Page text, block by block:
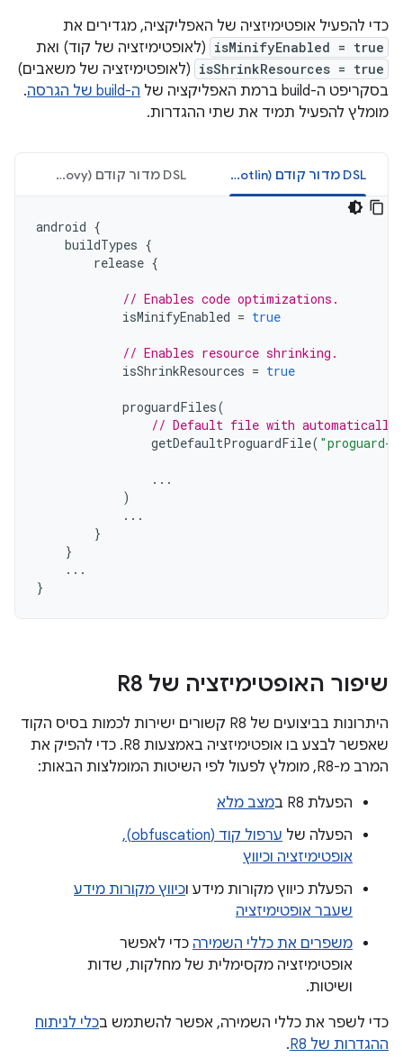
כדי להפעיל אופטימיזציה של האפליקציה, מגדירים את
isMinifyEnabled = true (לאופטימיזציה של קוד) ואת
isShrinkResources = true (לאופטימיזציה של משאבים)
בסקריפט ה-build ברמת האפליקציה של
ה-build של הגרסה
.
מומלץ להפעיל תמיד את שתי ההגדרות.
‫DSL מדור קודם (Kotlin) ‫DSL מדור קודם (Groovy)
android {
buildTypes {
release {
// Enables code optimizations.
isMinifyEnabled = true
// Enables resource shrinking.
isShrinkResources = true
proguardFiles(
// Default file with automatically
getDefaultProguardFile( "proguard-
...
)
...
}
}
...
}
שיפור האופטימיזציה של R8
היתרונות בביצועים של R8 קשורים ישירות לכמות בסיס הקוד
שאפשר לבצע בו אופטימיזציה באמצעות R8. כדי להפיק את
המרב מ-R8, מומלץ לפעול לפי השיטות המומלצות הבאות:
הפעלת R8 ב
מצב מלא
הפעלה של
ערפול קוד (obfuscation),
אופטימיזציה וכיווץ
הפעלת כיווץ מקורות מידע וכיווץ מקורות מידע
שעבר אופטימיזציה
משפרים את כללי השמירה כדי לאפשר
אופטימיזציה מקסימלית של מחלקות, שדות
ושיטות.
כדי לשפר את כללי השמירה, אפשר להשתמש בכלי לניתוח
ההגדרות של R8
.